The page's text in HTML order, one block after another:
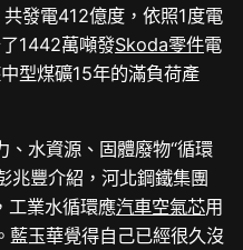
發電412億度，依照1度電
1442萬噸發Skoda零件電
型煤礦15年的滿負荷產
水資源、固體廢物“循環
兆豐介紹，河北鋼鐵集團
工業水循環應汽車空氣芯用
藍玉華覺得自己已經很久沒